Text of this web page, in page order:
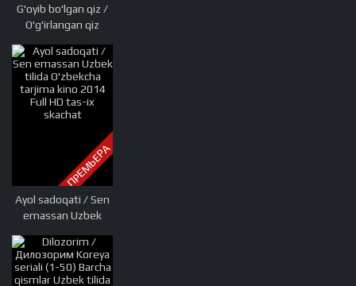
G'oyib bo'lgan qiz /
O'g'irlangan qiz
O'zbekcha tarjima
kino 2011 HD tas-ix
skachat
ПРЕМЬЕРА
Ayol sadoqati / Sen
emassan Uzbek
tarjima kino 2014
Full HD tas-ix
skachat